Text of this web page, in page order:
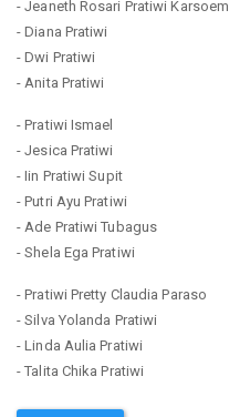
- Jeaneth Rosari Pratiwi Karsoem
- Diana Pratiwi
- Dwi Pratiwi
- Anita Pratiwi
- Pratiwi Ismael
- Jesica Pratiwi
- Iin Pratiwi Supit
- Putri Ayu Pratiwi
- Ade Pratiwi Tubagus
- Shela Ega Pratiwi
- Pratiwi Pretty Claudia Paraso
- Silva Yolanda Pratiwi
- Linda Aulia Pratiwi
- Talita Chika Pratiwi